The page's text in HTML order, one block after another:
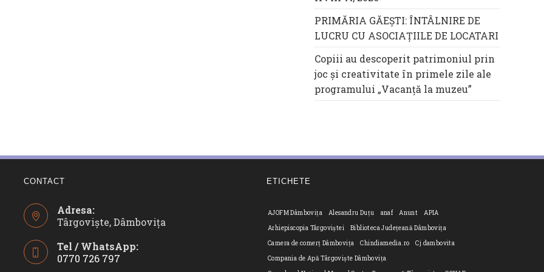
PRIMĂRIA GĂEȘTI: ÎNTÂLNIRE DE
LUCRU CU ASOCIAȚIILE DE LOCATARI
Copiii au descoperit patrimoniul prin
joc și creativitate în primele zile ale
programului „Vacanță la muzeu”
CONTACT
Adresa:
Târgoviște, Dâmbovița
Tel / WhatsApp:
0770 726 797
ETICHETE
AJOFM Dâmbovița Alesandru Duțu anaf Anunt
APIA
Arhiepiscopia Târgoviștei
Biblioteca Județeană Dâmbovița
Camera de comerț Dâmbovița
Chindiamedia.ro
Cj dambovita
Compania de Apă Târgoviște Dâmbovița